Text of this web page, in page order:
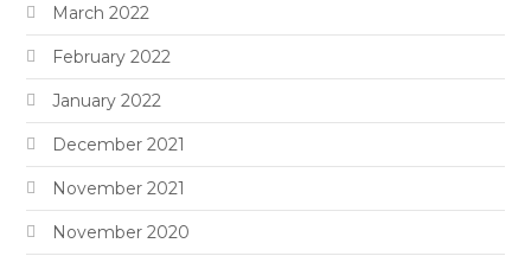
March 2022
February 2022
January 2022
December 2021
November 2021
November 2020